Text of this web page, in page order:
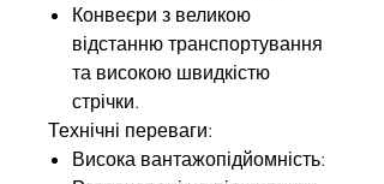
Конвеєри з великою
відстанню транспортування
та високою швидкістю
стрічки.
Технічні переваги:
Висока вантажопідйомність: